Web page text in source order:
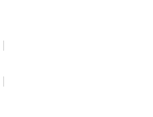
|
|